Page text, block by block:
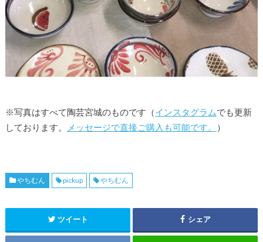
※写真はすべて陶芸宮城のものです（インスタグラムでも更新
しております。
メッセージで直接ご購入も可能です。 ）
やちむん pickup やちむん
ツイート シェア